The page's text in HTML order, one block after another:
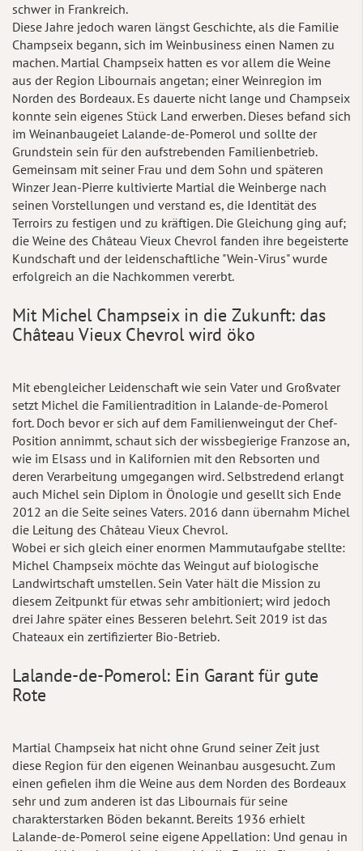
schwer in Frankreich.
Diese Jahre jedoch waren längst Geschichte, als die Familie
Champseix begann, sich im Weinbusiness einen Namen zu
machen. Martial Champseix hatten es vor allem die Weine
aus der Region Libournais angetan; einer Weinregion im
Norden des Bordeaux. Es dauerte nicht lange und Champseix
konnte sein eigenes Stück Land erwerben. Dieses befand sich
im Weinanbaugeiet Lalande-de-Pomerol und sollte der
Grundstein sein für den aufstrebenden Familienbetrieb.
Gemeinsam mit seiner Frau und dem Sohn und späteren
Winzer Jean-Pierre kultivierte Martial die Weinberge nach
seinen Vorstellungen und verstand es, die Identität des
Terroirs zu festigen und zu kräftigen. Die Gleichung ging auf;
die Weine des Château Vieux Chevrol fanden ihre begeisterte
Kundschaft und der leidenschaftliche "Wein-Virus" wurde
erfolgreich an die Nachkommen vererbt.
Mit Michel Champseix in die Zukunft: das
Château Vieux Chevrol wird öko
Mit ebengleicher Leidenschaft wie sein Vater und Großvater
setzt Michel die Familientradition in Lalande-de-Pomerol
fort. Doch bevor er sich auf dem Familienweingut der Chef-
Position annimmt, schaut sich der wissbegierige Franzose an,
wie im Elsass und in Kalifornien mit den Rebsorten und
deren Verarbeitung umgegangen wird. Selbstredend erlangt
auch Michel sein Diplom in Önologie und gesellt sich Ende
2012 an die Seite seines Vaters. 2016 dann übernahm Michel
die Leitung des Château Vieux Chevrol.
Wobei er sich gleich einer enormen Mammutaufgabe stellte:
Michel Champseix möchte das Weingut auf biologische
Landwirtschaft umstellen. Sein Vater hält die Mission zu
diesem Zeitpunkt für etwas sehr ambitioniert; wird jedoch
drei Jahre später eines Besseren belehrt. Seit 2019 ist das
Chateaux ein zertifizierter Bio-Betrieb.
Lalande-de-Pomerol: Ein Garant für gute
Rote
Martial Champseix hat nicht ohne Grund seiner Zeit just
diese Region für den eigenen Weinanbau ausgesucht. Zum
einen gefielen ihm die Weine aus dem Norden des Bordeaux
sehr und zum anderen ist das Libournais für seine
charakterstarken Böden bekannt. Bereits 1936 erhielt
Lalande-de-Pomerol seine eigene Appellation: Und genau in